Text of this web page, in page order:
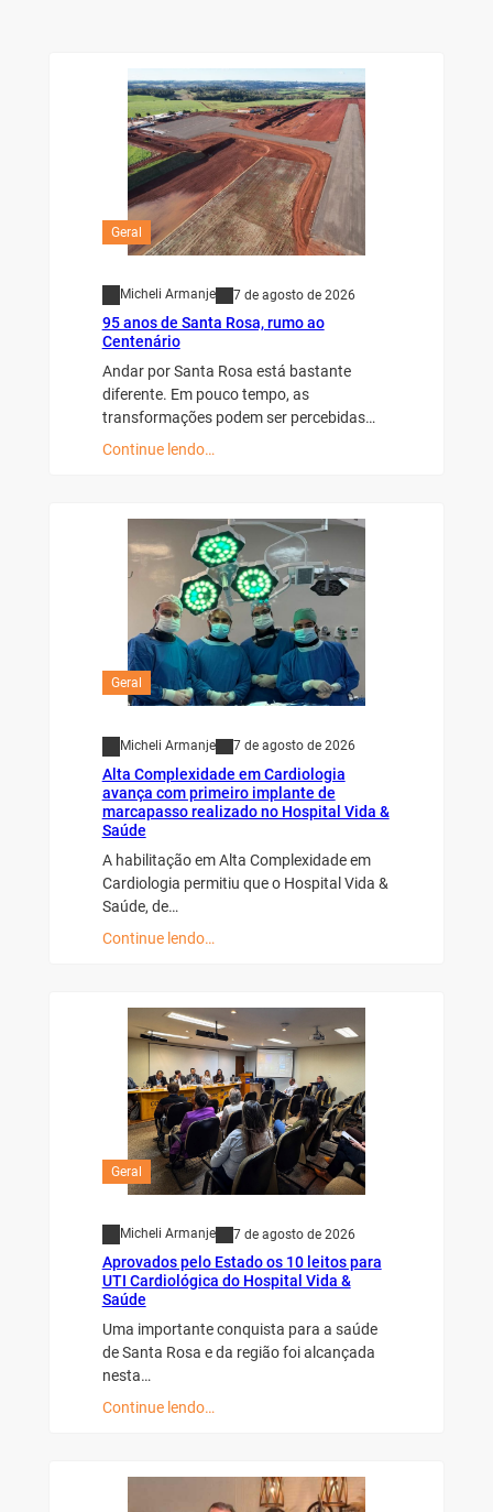
Geral
Micheli Armanje 7 de agosto de 2026
95 anos de Santa Rosa, rumo ao
Centenário
Andar por Santa Rosa está bastante
diferente. Em pouco tempo, as
transformações podem ser percebidas…
Continue lendo…
Geral
Micheli Armanje 7 de agosto de 2026
Alta Complexidade em Cardiologia
avança com primeiro implante de
marcapasso realizado no Hospital Vida &
Saúde
A habilitação em Alta Complexidade em
Cardiologia permitiu que o Hospital Vida &
Saúde, de…
Continue lendo…
Geral
Micheli Armanje 7 de agosto de 2026
Aprovados pelo Estado os 10 leitos para
UTI Cardiológica do Hospital Vida &
Saúde
Uma importante conquista para a saúde
de Santa Rosa e da região foi alcançada
nesta…
Continue lendo…